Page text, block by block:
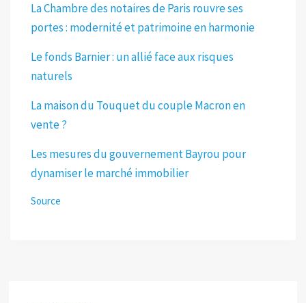
La Chambre des notaires de Paris rouvre ses
portes : modernité et patrimoine en harmonie
Le fonds Barnier : un allié face aux risques
naturels
La maison du Touquet du couple Macron en
vente ?
Les mesures du gouvernement Bayrou pour
dynamiser le marché immobilier
Source